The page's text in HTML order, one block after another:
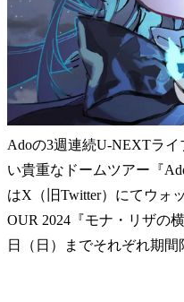
Adoの3週連続U-NEXTラ
い貴重なドームツアー『
はX（旧Twitter）にてウォ
OUR 2024『モナ・リザの
日（日）までそれぞれ期間